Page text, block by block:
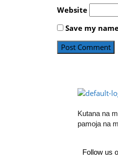
Website
Save my
Kutana na
pamoja na
Follow us